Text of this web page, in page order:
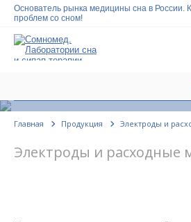
Электроды и расходные
Главная Продукция Электроды и
Электроды и расходные